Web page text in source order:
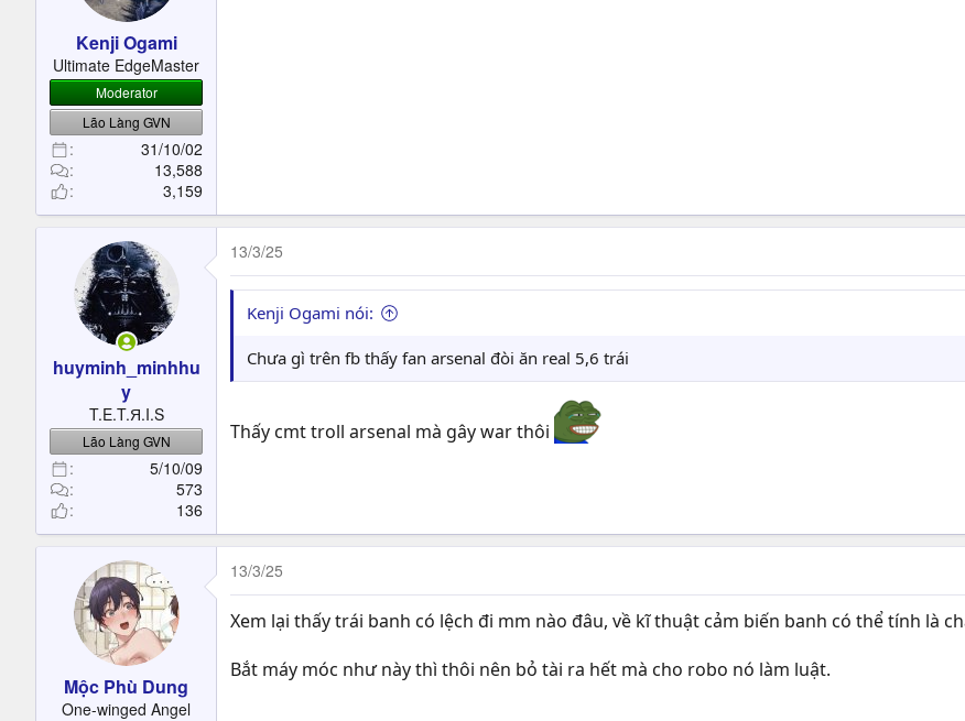
Kenji Ogami
Ultimate EdgeMaster
Moderator
Lão Làng GVN
31/10/02
13,588
3,159
huyminh_minhhu
y
T.E.T.Я.I.S
Lão Làng GVN
5/10/09
573
136
13/3/25
Kenji Ogami nói:
Chưa gì trên fb thấy fan arsenal đòi ăn real 5,6 trái
Thấy cmt troll arsenal mà gây war thôi
Mộc Phù Dung
One-winged Angel
13/3/25
Xem lại thấy trái banh có lệch đi mm nào đâu, về kĩ thuật cảm biến banh có thể tính là
Bắt máy móc như này thì thôi nên bỏ tài ra hết mà cho robo nó làm luật.